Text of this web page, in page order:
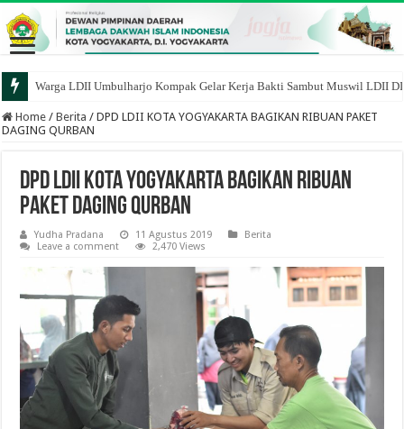
Warga LDII Umbulharjo Kompak Gelar Kerja Bakti Sambut Muswil LDII
Home / Berita / DPD LDII KOTA YOGYAKARTA BAGIKAN RIBUAN PAKET
DAGING QURBAN
DPD LDII KOTA YOGYAKARTA BAGIKAN RIBUAN
PAKET DAGING QURBAN
Yudha Pradana 11 Agustus 2019
Berita
Leave a comment
2,470 Views